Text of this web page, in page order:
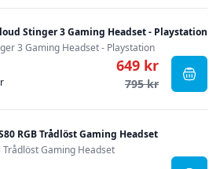
Stinger 3 Gaming Headset - Playstation
3 Gaming Headset - Playstation
649 kr
795 kr ,
RGB Trådlöst Gaming Headset
Trådlöst Gaming Headset